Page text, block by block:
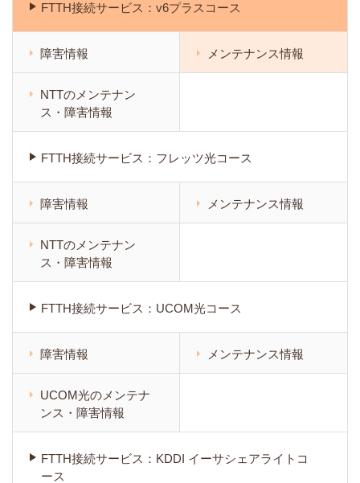
FTTH接続サービス：v6プラスコース
障害情報 メンテナンス情報
NTTのメンテナン
ス・障害情報
FTTH接続サービス：フレッツ光コース
障害情報 メンテナンス情報
NTTのメンテナン
ス・障害情報
FTTH接続サービス：UCOM光コース
障害情報 メンテナンス情報
UCOM光のメンテナ
ンス・障害情報
FTTH接続サービス：KDDI イーサシェアライトコ
ース